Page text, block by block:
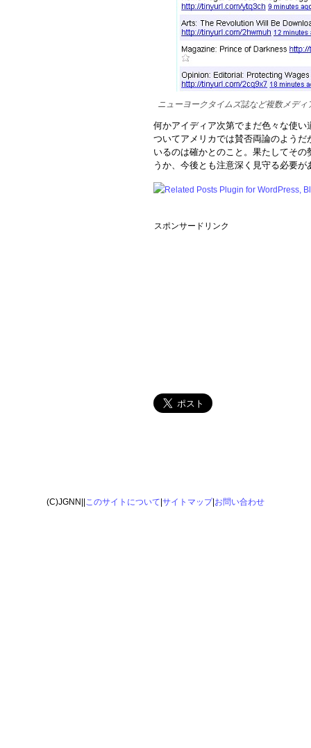
ニューヨークタイムズ誌など複数メデ
何かアイディア次第でまだ色々な使
ついてアメリカでは賛否両論のよう
いるのは確かとのこと。果たしてそ
うか、今後とも注意深く見守る必要が
スポンサードリンク
(C)JGNN|| このサイトについて サイトマップ| お問い合わせ